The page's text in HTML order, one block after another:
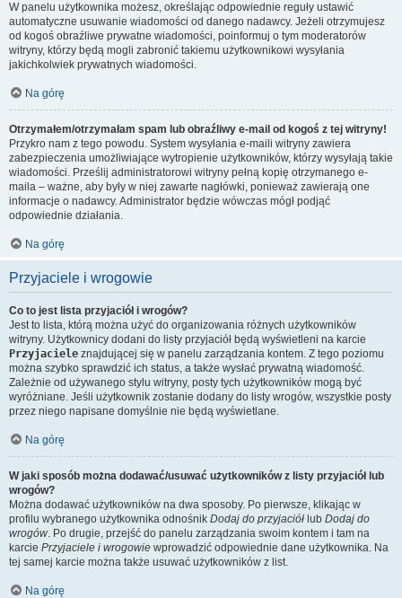
W panelu użytkownika możesz, określając odpowiednie reguły ustawić
automatyczne usuwanie wiadomości od danego nadawcy. Jeżeli otrzymujesz
od kogoś obraźliwe prywatne wiadomości, poinformuj o tym moderatorów
witryny, którzy będą mogli zabronić takiemu użytkownikowi wysyłania
jakichkolwiek prywatnych wiadomości.
Na górę
Otrzymałem/otrzymałam spam lub obraźliwy e-mail od kogoś z tej witryny!
Przykro nam z tego powodu. System wysyłania e-maili witryny zawiera
zabezpieczenia umożliwiające wytropienie użytkowników, którzy wysyłają takie
wiadomości. Prześlij administratorowi witryny pełną kopię otrzymanego e-
maila – ważne, aby były w niej zawarte nagłówki, ponieważ zawierają one
informacje o nadawcy. Administrator będzie wówczas mógł podjąć
odpowiednie działania.
Na górę
Przyjaciele i wrogowie
Co to jest lista przyjaciół i wrogów?
Jest to lista, którą można użyć do organizowania różnych użytkowników
witryny. Użytkownicy dodani do listy przyjaciół będą wyświetleni na karcie
Przyjaciele znajdującej się w panelu zarządzania kontem. Z tego poziomu
można szybko sprawdzić ich status, a także wysłać prywatną wiadomość.
Zależnie od używanego stylu witryny, posty tych użytkowników mogą być
wyróżniane. Jeśli użytkownik zostanie dodany do listy wrogów, wszystkie posty
przez niego napisane domyślnie nie będą wyświetlane.
Na górę
W jaki sposób można dodawać/usuwać użytkowników z listy przyjaciół lub
wrogów?
Można dodawać użytkowników na dwa sposoby. Po pierwsze, klikając w
profilu wybranego użytkownika odnośnik Dodaj do przyjaciół lub Dodaj do
wrogów. Po drugie, przejść do panelu zarządzania swoim kontem i tam na
karcie Przyjaciele i wrogowie wprowadzić odpowiednie dane użytkownika. Na
tej samej karcie można także usuwać użytkowników z list.
Na górę